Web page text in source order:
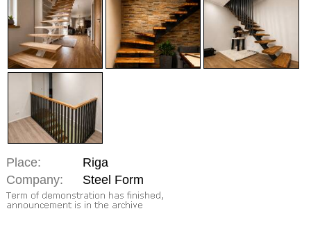
Place:
Riga
Company:
Steel Form